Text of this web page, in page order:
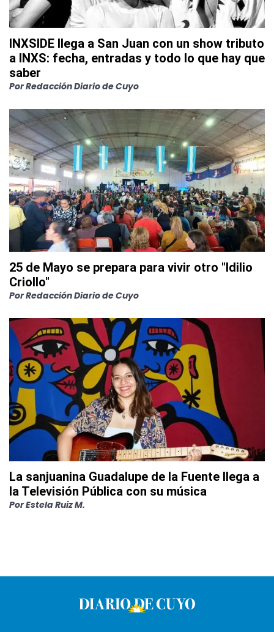
INXSIDE llega a San Juan con un show tributo
a INXS: fecha, entradas y todo lo que hay que
saber
PorRedacción Diario de Cuyo
25 de Mayo se prepara para vivir otro "Idilio
Criollo"
PorRedacción Diario de Cuyo
La sanjuanina Guadalupe de la Fuente llega a
la Televisión Pública con su música
PorEstela Ruiz M.